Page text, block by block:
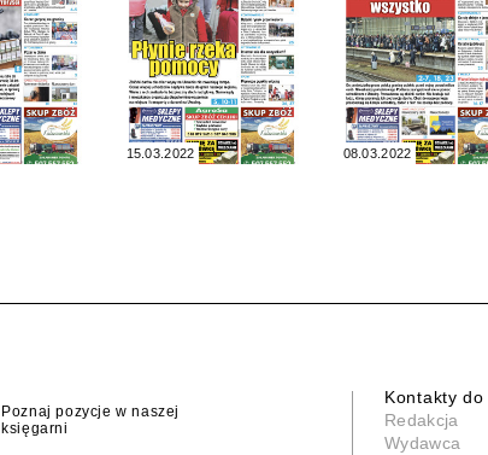
15.03.2022 08.03.2022
Poznaj pozycje w naszej
księgarni
Kontakty do
Redakcja
Wydawca